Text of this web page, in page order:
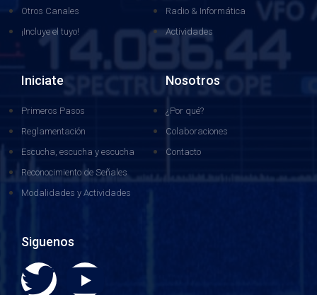
Otros Canales
¡Incluye el tuyo!
Radio & Informática
Actividades
Iniciate
Primeros Pasos
Reglamentación
Escucha, escucha y escucha
Reconocimiento de Señales
Modalidades y Actividades
Nosotros
¿Por qué?
Colaboraciones
Contacto
Siguenos